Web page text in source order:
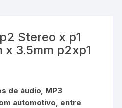
Stereo x p1
x 3.5mm p2xp1
de áudio, MP3
automotivo, entre